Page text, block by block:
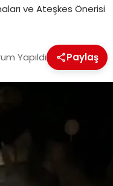
ve Ateşkes Önerisi
Yapıldı Paylaş